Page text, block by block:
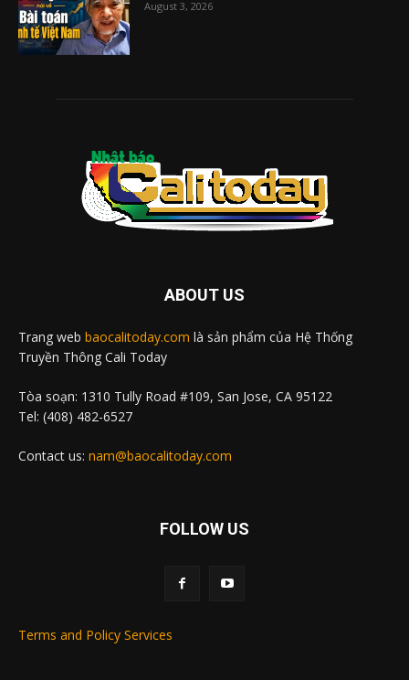
August 3, 2026
ABOUT US
Trang web baocalitoday.com là sản phẩm của Hệ Thống
Truyền Thông Cali Today
Tòa soạn: 1310 Tully Road #109, San Jose, CA 95122
Tel: (408) 482-6527
Contact us: nam@baocalitoday.com
FOLLOW US
Terms and Policy Services